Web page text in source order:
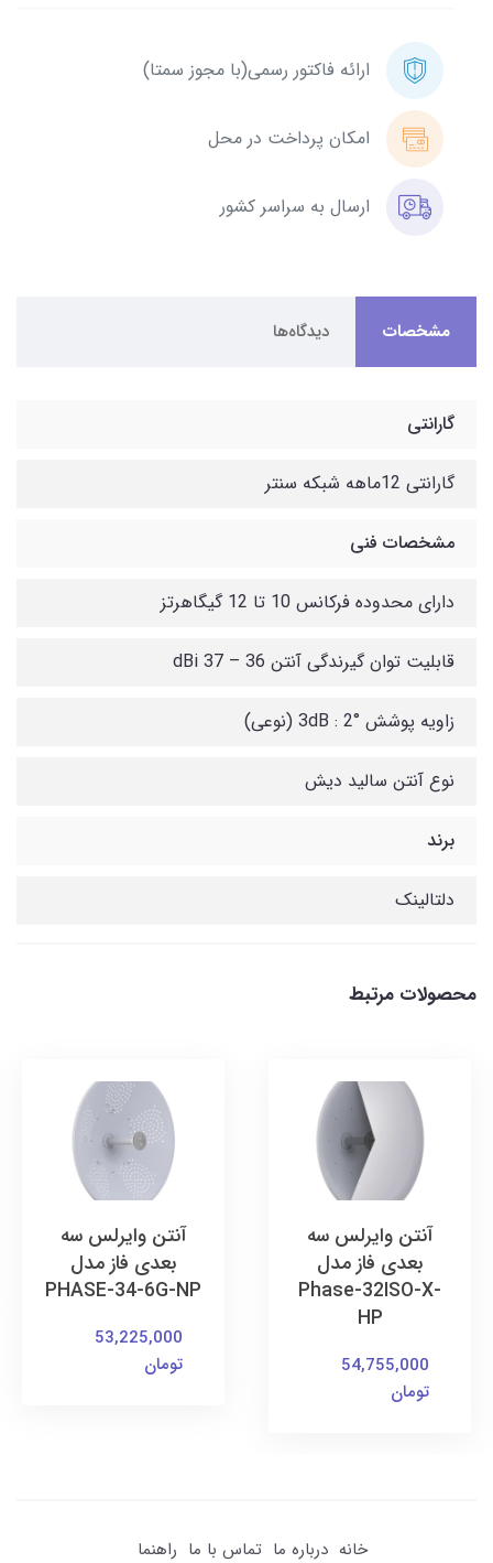
ارائه فاکتور رسمی(با مجوز سمتا)
امکان پرداخت در محل
ارسال به سراسر کشور
مشخصات دیدگاه‌ها
گارانتی
گارانتی 12ماهه شبکه سنتر
مشخصات فنی
دارای محدوده فرکانس 10 تا 12 گیگاهرتز
قابلیت توان گیرندگی آنتن 36 – 37 dBi
زاویه پوشش 3dB : 2° (نوعی)
نوع آنتن سالید دیش
برند
دلتالینک
محصولات مرتبط
آنتن وایرلس سه
بعدی فاز مدل
Phase-32ISO-X-
HP
54,755,000
تومان
آنتن وایرلس سه
بعدی فاز مدل
PHASE-34-6G-NP
53,225,000
تومان
خانه درباره ما تماس با ما راهنما